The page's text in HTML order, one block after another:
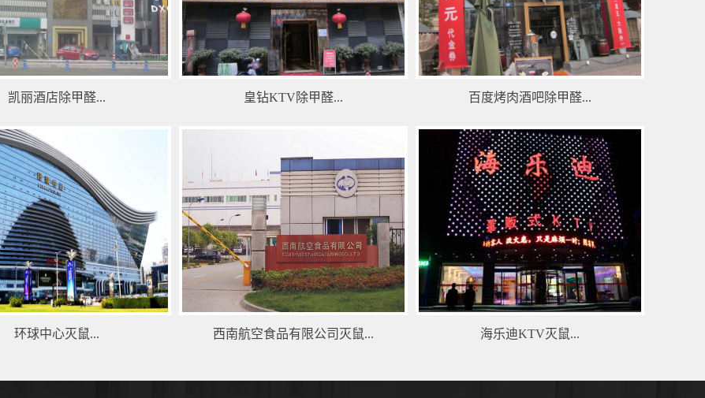
凯丽酒店除甲醛... 皇钻KTV除甲醛... 百度烤肉酒吧除甲醛...
环球中心灭鼠... 西南航空食品有限公司灭鼠... 海乐迪KTV灭鼠...